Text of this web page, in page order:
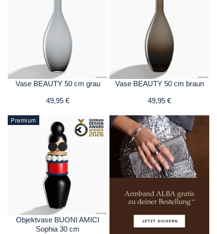
Vase BEAUTY 50 cm grau
49,95 €
Vase BEAUTY 50 cm braun
49,95 €
Premium
Objektvase BUONI AMICI
Sophia 30 cm